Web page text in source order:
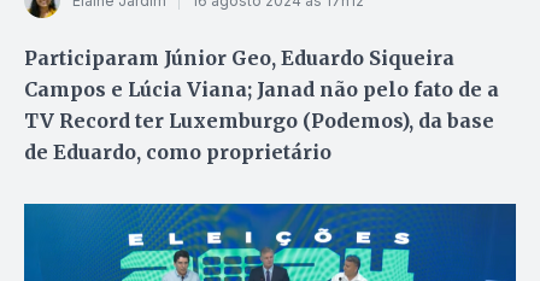
Participaram Júnior Geo, Eduardo Siqueira
Campos e Lúcia Viana; Janad não pelo fato de a
TV Record ter Luxemburgo (Podemos), da base
de Eduardo, como proprietário